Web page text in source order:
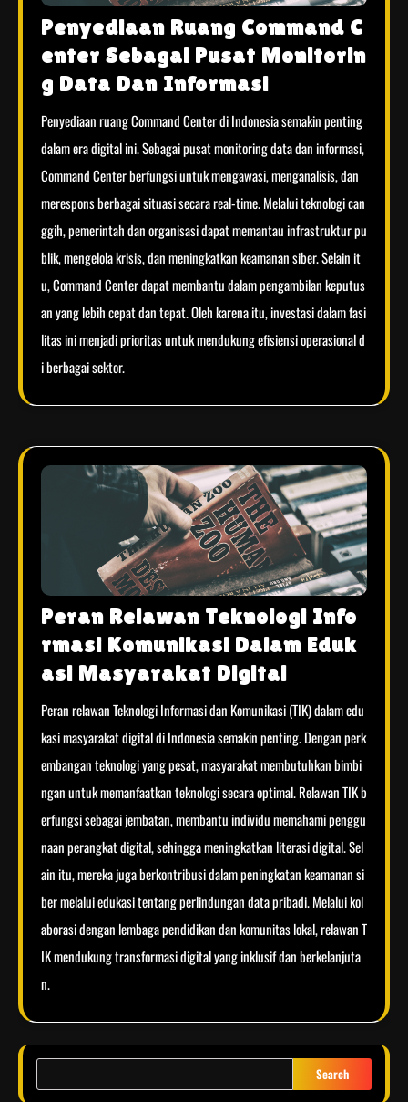
Penyediaan Ruang Command C
enter Sebagai Pusat Monitorin
g Data Dan Informasi
Penyediaan ruang Command Center di Indonesia semakin penting
dalam era digital ini. Sebagai pusat monitoring data dan informasi,
Command Center berfungsi untuk mengawasi, menganalisis, dan
merespons berbagai situasi secara real-time. Melalui teknologi can
ggih, pemerintah dan organisasi dapat memantau infrastruktur pu
blik, mengelola krisis, dan meningkatkan keamanan siber. Selain it
u, Command Center dapat membantu dalam pengambilan keputus
an yang lebih cepat dan tepat. Oleh karena itu, investasi dalam fasi
litas ini menjadi prioritas untuk mendukung efisiensi operasional d
i berbagai sektor.
Peran Relawan Teknologi Info
rmasi Komunikasi Dalam Eduk
asi Masyarakat Digital
Peran relawan Teknologi Informasi dan Komunikasi (TIK) dalam edu
kasi masyarakat digital di Indonesia semakin penting. Dengan perk
embangan teknologi yang pesat, masyarakat membutuhkan bimbi
ngan untuk memanfaatkan teknologi secara optimal. Relawan TIK b
erfungsi sebagai jembatan, membantu individu memahami penggu
naan perangkat digital, sehingga meningkatkan literasi digital. Sel
ain itu, mereka juga berkontribusi dalam peningkatan keamanan si
ber melalui edukasi tentang perlindungan data pribadi. Melalui kol
aborasi dengan lembaga pendidikan dan komunitas lokal, relawan T
IK mendukung transformasi digital yang inklusif dan berkelanjuta
n.
Search